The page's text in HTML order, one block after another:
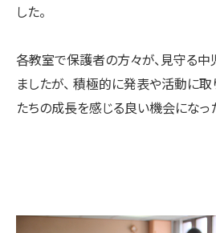
した。
各教室で保護者の方々が、見守る
ましたが、 積極的に発表や活動に取
たちの成長を感じる良い機会になっ